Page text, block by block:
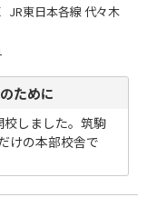
JR東日本各線 代々木
ために
しました。筑駒
けの本部校舎で